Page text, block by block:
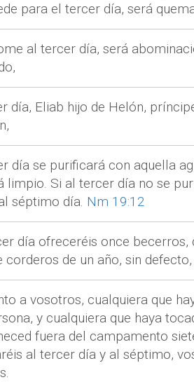
para el tercer día, será
al tercer día, será
día, Eliab hijo de Helón,
día se purificará con aquella
limpio. Si al tercer día no se
séptimo día. Nm 19:12
día ofreceréis once becerros,
corderos de un año, sin defecto,
a vosotros, cualquiera que
y cualquiera que haya
fuera del campamento
al tercer día y al séptimo,